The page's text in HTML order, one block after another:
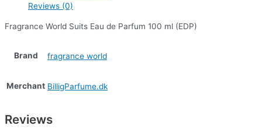
Reviews (0)
Fragrance World Suits Eau de Parfum 100 ml (EDP)
Brand fragrance world
Merchant BilligParfume.dk
Reviews